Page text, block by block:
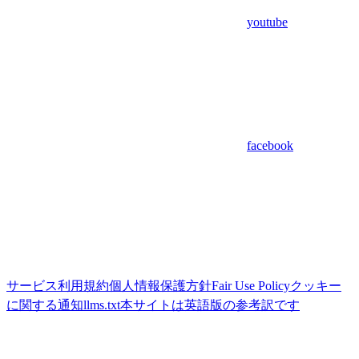
youtube
facebook
サービス利用規約個人情報保護方針Fair Use Policyクッキー
に関する通知llms.txt本サイトは英語版の参考訳です